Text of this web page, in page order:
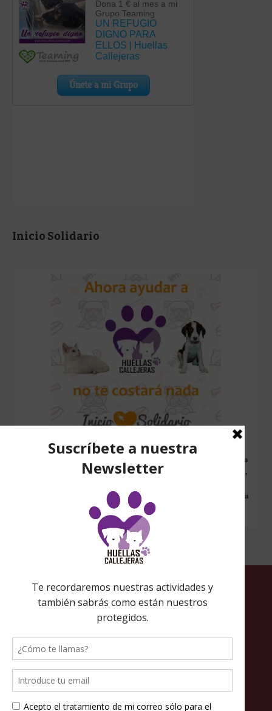
Inicio Solidario
Configura nuestro Inicio Solidario en todos tus dispositivos y cada
vez que entres a hacer una búsqueda en internet desde esa página,
Amazon desde ahí, tu compra será solidaria sin ningún coste extra
para ti.